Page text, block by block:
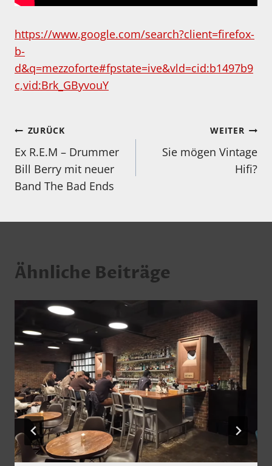
https://www.google.com/search?client=firefox-
b-
d&q=mezzoforte#fpstate=ive&vld=cid:b1497b9
c,vid:Brk_GByvouY
Beitragsnavigation
ZURÜCK
Ex R.E.M – Drummer
Bill Berry mit neuer
Band The Bad Ends
WEITER
Sie mögen Vintage
Hifi?
Ähnliche Beiträge